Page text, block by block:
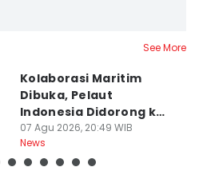
See More
Kolaborasi Maritim
Dibuka, Pelaut
Indonesia Didorong ke
Pasar Global
07 Agu 2026, 20:49 WIB
News